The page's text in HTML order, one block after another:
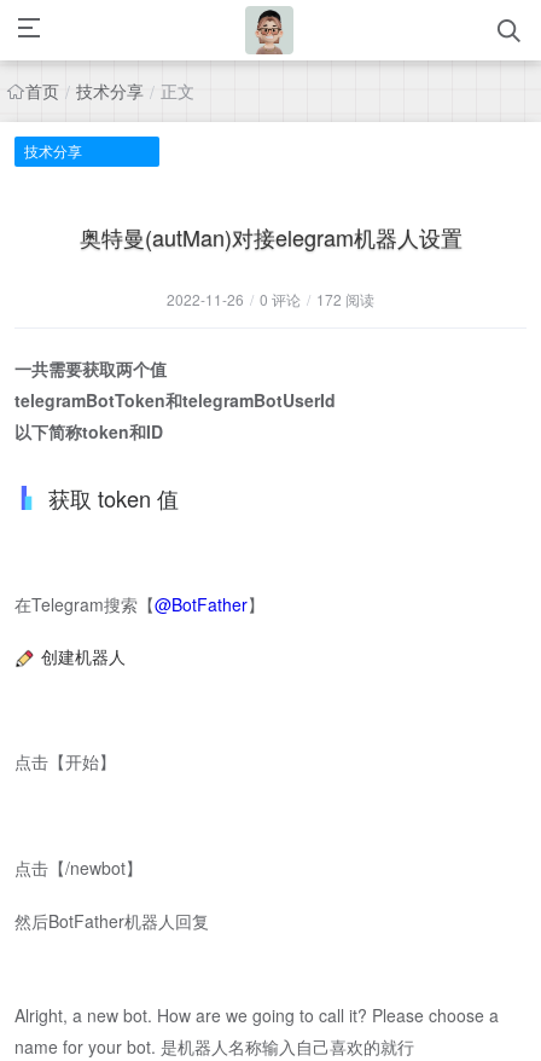
首页 / 技术分享 / 正文
技术分享
奥特曼(autMan)对接elegram机器人设置
2022-11-26 / 0 评论 / 172 阅读
一共需要获取两个值
telegramBotToken和telegramBotUserId
以下简称token和ID
获取 token 值
在Telegram搜索【@BotFather】
创建机器人
点击【开始】
点击【/newbot】
然后BotFather机器人回复
Alright, a new bot. How are we going to call it? Please choose a
name for your bot. 是机器人名称输入自己喜欢的就行